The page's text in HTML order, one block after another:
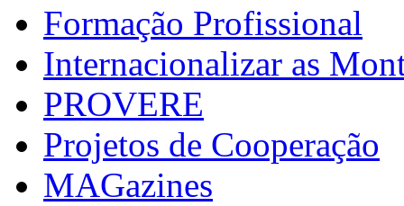
Formação Profissional
Internacionalizar as
PROVERE
Projetos de Cooperação
MAGazines